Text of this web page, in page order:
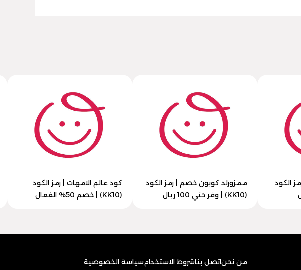
الكود
ممزورلد كوبون خصم | رمز الكود
(KK10) | وفر حتي 100 ريال
كود عالم الامهات | رمز الكود
(KK10) | خصم 50% الفعال
من نحناتصل بناشروط الاستخدامسياسة الخصوصية